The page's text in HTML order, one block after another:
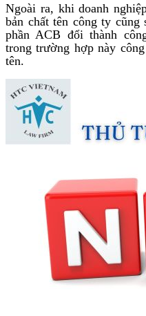
Ngoài ra, khi doanh
bản chất tên công ty
phần ACB đổi thành
trong trường hợp này
tên.